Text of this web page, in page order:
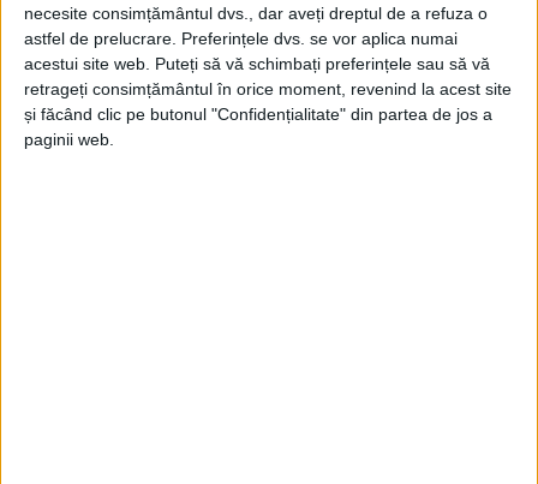
necesite consimțământul dvs., dar aveți dreptul de a refuza o
astfel de prelucrare. Preferințele dvs. se vor aplica numai
acestui site web. Puteți să vă schimbați preferințele sau să vă
retrageți consimțământul în orice moment, revenind la acest site
și făcând clic pe butonul "Confidențialitate" din partea de jos a
paginii web.
să nu existe un acord prin Consiliul Local sau tot ce
înseamnă procedură în acest sens. Acum sîntem în
tratative cu firma Egger pentru a primi sponsorizare
din nou în zona respectivă, fiindcă trebuie să facem
niște scări exterioare la spațiile de la etajul I ca să